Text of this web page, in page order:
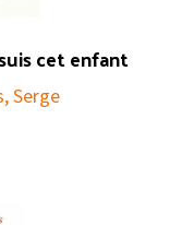
cet enfant
Serge